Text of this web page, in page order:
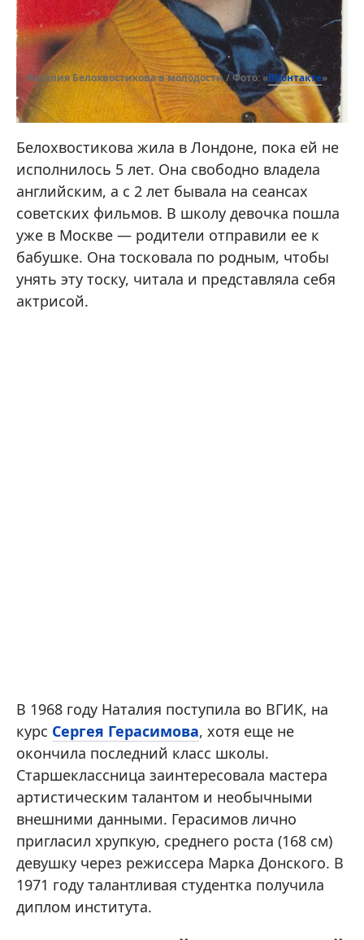
Наталия Белохвостикова в молодости / Фото: «ВКонтакте»
Белохвостикова жила в Лондоне, пока ей не
исполнилось 5 лет. Она свободно владела
английским, а с 2 лет бывала на сеансах
советских фильмов. В школу девочка пошла
уже в Москве — родители отправили ее к
бабушке. Она тосковала по родным, чтобы
унять эту тоску, читала и представляла себя
актрисой.
В 1968 году Наталия поступила во ВГИК, на
курс Сергея Герасимова, хотя еще не
окончила последний класс школы.
Старшеклассница заинтересовала мастера
артистическим талантом и необычными
внешними данными. Герасимов лично
пригласил хрупкую, среднего роста (168 см)
девушку через режиссера Марка Донского. В
1971 году талантливая студентка получила
диплом института.